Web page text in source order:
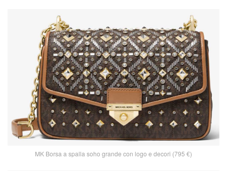
MK Borsa a spalla soho grande con logo e decori (795 €)